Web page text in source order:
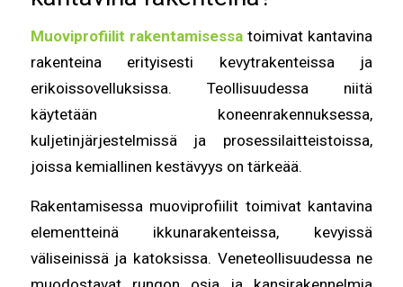
Muoviprofiilit rakentamisessatoimivat kantavina
rakenteina erityisesti kevytrakenteissa ja
erikoissovelluksissa. Teollisuudessa niitä
käytetään koneenrakennuksessa,
kuljetinjärjestelmissä ja prosessilaitteistoissa,
joissa kemiallinen kestävyys on tärkeää.
Rakentamisessa muoviprofiilit toimivat kantavina
elementteinä ikkunarakenteissa, kevyissä
väliseinissä ja katoksissa. Veneteollisuudessa ne